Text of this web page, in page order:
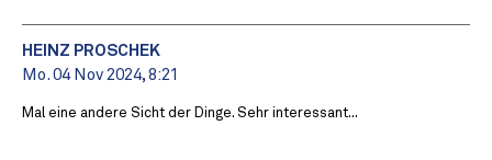
HEINZ PROSCHEK
Mo. 04 Nov 2024, 8:21
Mal eine andere Sicht der Dinge. Sehr interessant...